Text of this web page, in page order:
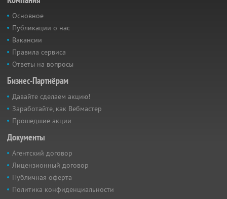
Основное
Публикации о нас
Вакансии
Правила сервиса
Ответы на вопросы
Бизнес-Партнёрам
Давайте сделаем акцию!
Заработайте, как Вебмастер
Прошедшие акции
Документы
Агентский договор
Лицензионный договор
Публичная оферта
Политика конфиденциальности